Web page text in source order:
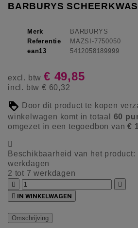
BARBURYS
Merk
BARBURYS
Referentie
MAZSI-7750050
ean13
5412058189999
excl. btw € 49,85
incl. btw € 60,32
Door dit product te kopen
winkelwagen komt in totaal 60
omgezet in een tegoedbon van€

Beschikbaarheid van het product:
werkdagen
2 tot 7 werkdagen


 IN WINKELWAGEN
Omschrijving